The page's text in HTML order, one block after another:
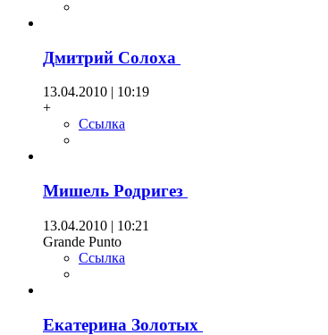
Дмитрий Солоха
13.04.2010 | 10:19
+
Ссылка
Мишель Родригез
13.04.2010 | 10:21
Grande Punto
Ссылка
Екатерина Золотых